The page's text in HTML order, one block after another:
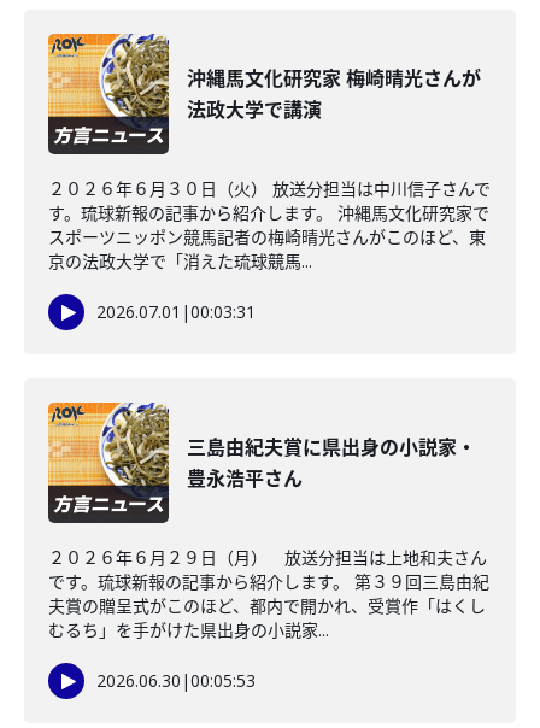
沖縄馬文化研究家 梅崎晴光さんが
法政大学で講演
２０２６年６月３０日（火） 放送分担当は中川信子さんで
す。琉球新報の記事から紹介します。 沖縄馬文化研究家で
スポーツニッポン競馬記者の梅崎晴光さんがこのほど、東
京の法政大学で「消えた琉球競馬...
2026.07.01 |00:03:31
三島由紀夫賞に県出身の小説家・
豊永浩平さん
２０２６年６月２９日（月） 放送分担当は上地和夫さん
です。琉球新報の記事から紹介します。 第３９回三島由紀
夫賞の贈呈式がこのほど、都内で開かれ、受賞作「はくし
むるち」を手がけた県出身の小説家...
2026.06.30 |00:05:53